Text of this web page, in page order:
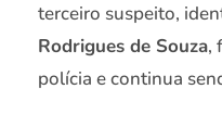
terceiro suspeito,
Rodrigues de Souza,
polícia e continua